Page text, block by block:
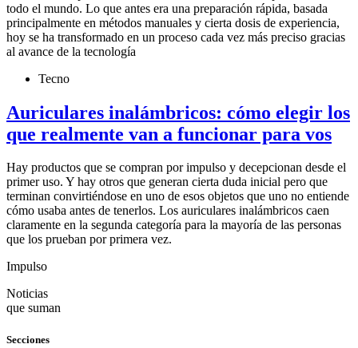
todo el mundo. Lo que antes era una preparación rápida, basada
principalmente en métodos manuales y cierta dosis de experiencia,
hoy se ha transformado en un proceso cada vez más preciso gracias
al avance de la tecnología
Tecno
Auriculares inalámbricos: cómo elegir los
que realmente van a funcionar para vos
Hay productos que se compran por impulso y decepcionan desde el
primer uso. Y hay otros que generan cierta duda inicial pero que
terminan convirtiéndose en uno de esos objetos que uno no entiende
cómo usaba antes de tenerlos. Los auriculares inalámbricos caen
claramente en la segunda categoría para la mayoría de las personas
que los prueban por primera vez.
Impulso
Noticias
que suman
Secciones